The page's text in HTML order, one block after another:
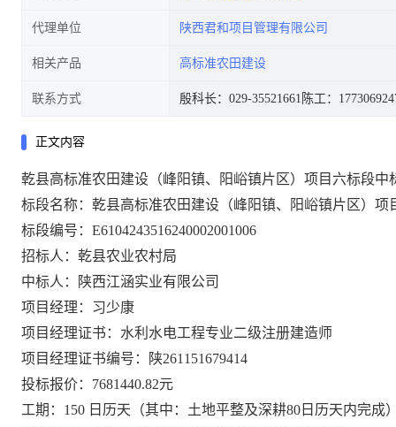
代理单位 陕西君和项目管理有限公司
相关产品 高标准农田建设
联系方式 殷科长：029-35521661 陈工：
正文内容
乾县高标准农田建设（峰阳镇、阳峪镇片区）项目六标段中
标段名称：乾县高标准农田建设（峰阳镇、阳峪镇片区）项
标段编号： E6104243516240002001006
招标人：乾县农业农村局
中标人：陕西江涵实业有限公司
项目经理：习少康
项目经理证书：水利水电工程专业二级注册建造师
项目经理证书编号：陕261151679414
投标报价： 7681440.82元
工期： 150 日历天（其中：土地平整及深耕80日历天内完成